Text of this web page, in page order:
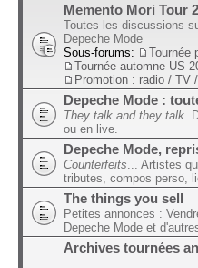
Memento Mori Tour
Toutes les discussions
Depeche Mode
Sous-forums:
Tournée
Tournée automne US
Promotion : radio / TV
Depeche Mode :
They talk and they talk .
ou en live.
Depeche Mode,
Counterfeits ... Artistes
tributes, compos perso,
The things you sell
Petites annonces :
Depeche Mode et
Archives tournées